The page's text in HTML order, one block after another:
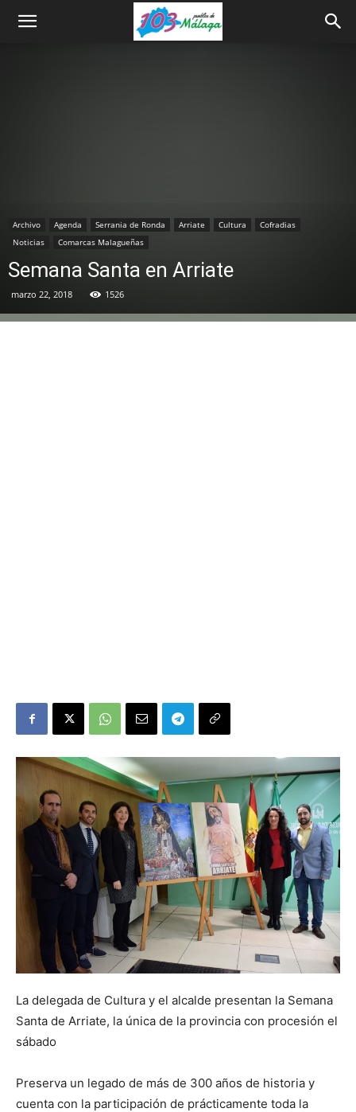
Archivo Agenda Serrania de Ronda Arriate Cultura
Cofradias
Noticias
Comarcas Malagueñas
Semana Santa en Arriate
marzo 22, 2018 1526
La delegada de Cultura y el alcalde presentan la Semana
Santa de Arriate, la única de la provincia con procesión el
sábado
Preserva un legado de más de 300 años de historia y
cuenta con la participación de prácticamente toda la